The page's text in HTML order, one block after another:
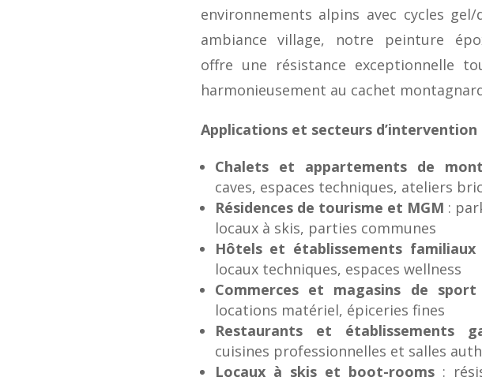
environnements alpins avec cycles
ambiance village, notre peinture
offre une résistance exceptionnelle
harmonieusement au cachet
Applications et secteurs d’intervention
Chalets et appartements de
caves, espaces techniques, ateliers
Résidences de tourisme et MGM :
locaux à skis, parties communes
Hôtels et établissements familiaux
locaux techniques, espaces wellness
Commerces et magasins de sport
locations matériel, épiceries fines
Restaurants et établissements
cuisines professionnelles et salles
Locaux à skis et boot-rooms :